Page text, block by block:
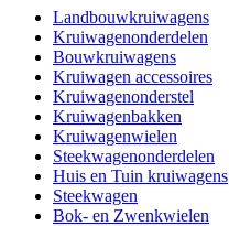
Landbouwkruiwagens
Kruiwagenonderdelen
Bouwkruiwagens
Kruiwagen accessoires
Kruiwagenonderstel
Kruiwagenbakken
Kruiwagenwielen
Steekwagenonderdelen
Huis en Tuin kruiwagens
Steekwagen
Bok- en Zwenkwielen